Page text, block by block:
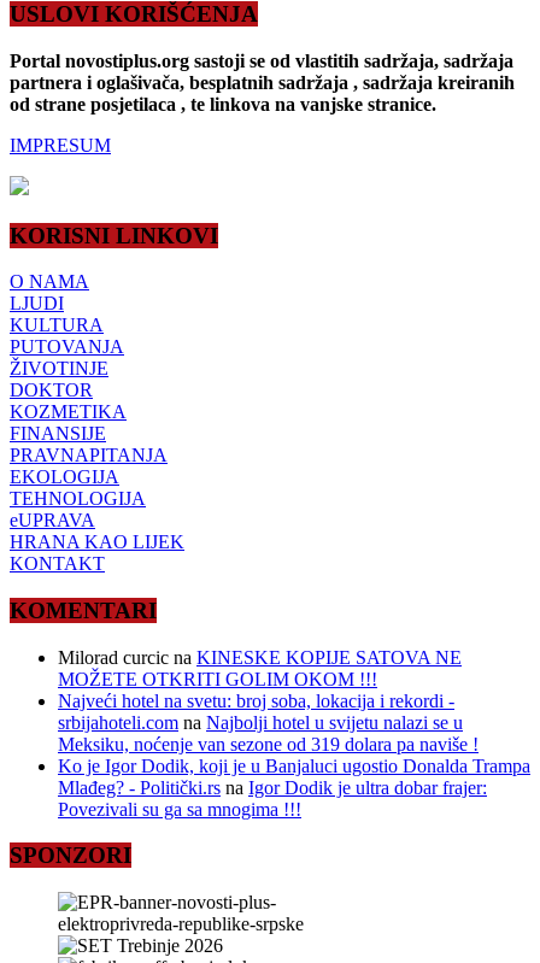
USLOVI KORIŠĆENJA
Portal novostiplus.org sastoji se od vlastitih sadržaja, sadržaja
partnera i oglašivača, besplatnih sadržaja , sadržaja kreiranih
od strane posjetilaca , te linkova na vanjske stranice.
IMPRESUM
KORISNI LINKOVI
O NAMA
LJUDI
KULTURA
PUTOVANJA
ŽIVOTINJE
DOKTOR
KOZMETIKA
FINANSIJE
PRAVNAPITANJA
EKOLOGIJA
TEHNOLOGIJA
eUPRAVA
HRANA KAO LIJEK
KONTAKT
KOMENTARI
Milorad curcic na KINESKE KOPIJE SATOVA NE
MOŽETE OTKRITI GOLIM OKOM !!!
Najveći hotel na svetu: broj soba, lokacija i rekordi -
srbijahoteli.com na Najbolji hotel u svijetu nalazi se u
Meksiku, noćenje van sezone od 319 dolara pa naviše !
Ko je Igor Dodik, koji je u Banjaluci ugostio Donalda Trampa
Mlađeg? - Politički.rs na Igor Dodik je ultra dobar frajer:
Povezivali su ga sa mnogima !!!
SPONZORI